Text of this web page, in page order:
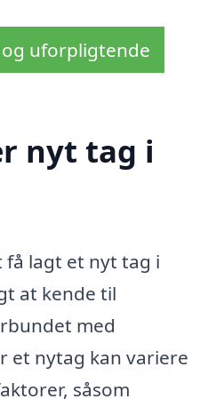
uforpligtende
nyt tag i
få lagt et nyt tag i
at kende til
med
et nytag kan variere
såsom